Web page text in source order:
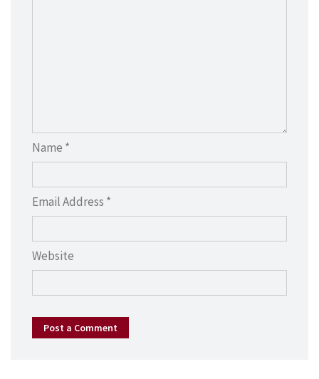
Name *
Email Address *
Website
Post a Comment